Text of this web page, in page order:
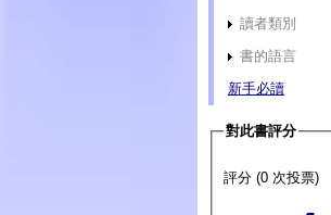
讀者類別
書的語言
新手必讀
對此書評分
評分 (0 次投票)